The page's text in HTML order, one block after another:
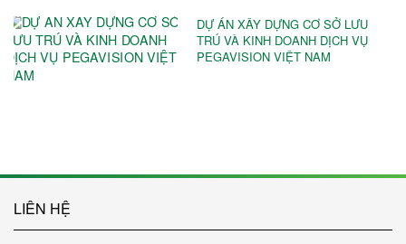
DỰ ÁN XÂY DỰNG CƠ SỞ LƯU
TRÚ VÀ KINH DOANH DỊCH VỤ
PEGAVISION VIỆT NAM
LIÊN HỆ